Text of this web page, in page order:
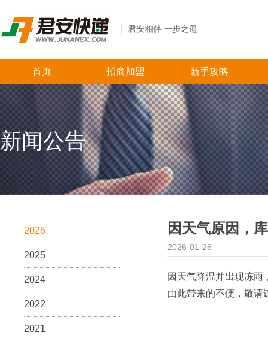
君安相伴 一步之遥
首页 招商加盟 新手攻略
新闻公告
2026
2025
2024
2022
2021
因天气原因，
2026-01-26
因天气降温并出现冻雨
由此带来的不便，敬请